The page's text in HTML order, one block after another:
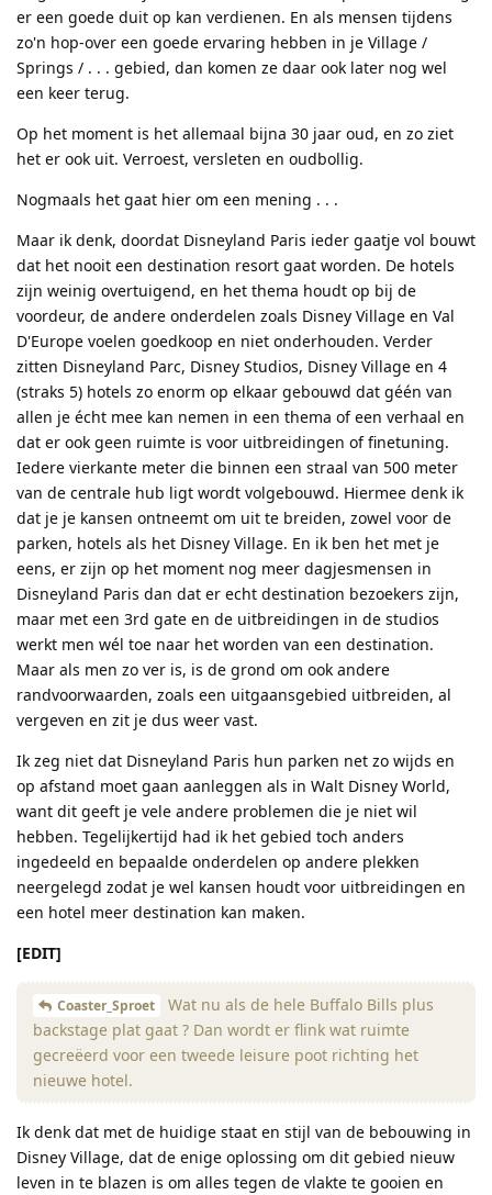
er een goede duit op kan verdienen. En als mensen tijdens
zo'n hop-over een goede ervaring hebben in je Village /
Springs / . . . gebied, dan komen ze daar ook later nog wel
een keer terug.
Op het moment is het allemaal bijna 30 jaar oud, en zo ziet
het er ook uit. Verroest, versleten en oudbollig.
Nogmaals het gaat hier om een mening . . .
Maar ik denk, doordat Disneyland Paris ieder gaatje vol bouwt
dat het nooit een destination resort gaat worden. De hotels
zijn weinig overtuigend, en het thema houdt op bij de
voordeur, de andere onderdelen zoals Disney Village en Val
D'Europe voelen goedkoop en niet onderhouden. Verder
zitten Disneyland Parc, Disney Studios, Disney Village en 4
(straks 5) hotels zo enorm op elkaar gebouwd dat géén van
allen je écht mee kan nemen in een thema of een verhaal en
dat er ook geen ruimte is voor uitbreidingen of finetuning.
Iedere vierkante meter die binnen een straal van 500 meter
van de centrale hub ligt wordt volgebouwd. Hiermee denk ik
dat je je kansen ontneemt om uit te breiden, zowel voor de
parken, hotels als het Disney Village. En ik ben het met je
eens, er zijn op het moment nog meer dagjesmensen in
Disneyland Paris dan dat er echt destination bezoekers zijn,
maar met een 3rd gate en de uitbreidingen in de studios
werkt men wél toe naar het worden van een destination.
Maar als men zo ver is, is de grond om ook andere
randvoorwaarden, zoals een uitgaansgebied uitbreiden, al
vergeven en zit je dus weer vast.
Ik zeg niet dat Disneyland Paris hun parken net zo wijds en
op afstand moet gaan aanleggen als in Walt Disney World,
want dit geeft je vele andere problemen die je niet wil
hebben. Tegelijkertijd had ik het gebied toch anders
ingedeeld en bepaalde onderdelen op andere plekken
neergelegd zodat je wel kansen houdt voor uitbreidingen en
een hotel meer destination kan maken.
[EDIT]
Coaster_Sproet
Wat nu als de hele Buffalo Bills plus
backstage plat gaat ? Dan wordt er flink wat ruimte
gecreëerd voor een tweede leisure poot richting het
nieuwe hotel.
Ik denk dat met de huidige staat en stijl van de bebouwing in
Disney Village, dat de enige oplossing om dit gebied nieuw
leven in te blazen is om alles tegen de vlakte te gooien en